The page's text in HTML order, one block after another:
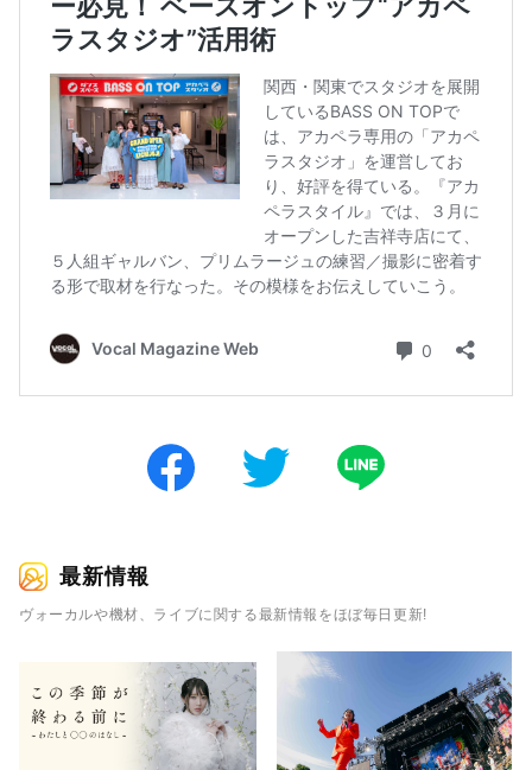
最新情報
ヴォーカルや機材、ライブに関する最新情報をほぼ毎日更新!